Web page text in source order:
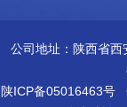
公司地址：陕西省
陕ICP备05016463号